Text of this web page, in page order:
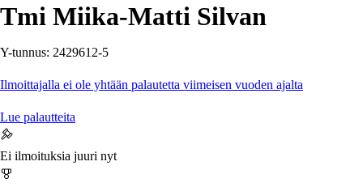
Tmi Miika-Matti Silvan
Y-tunnus: 2429612-5
Ilmoittajalla ei ole yhtään palautetta viimeisen vuoden ajalta
Lue palautteita
Ei ilmoituksia juuri nyt